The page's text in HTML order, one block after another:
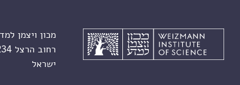
מכון ויצמן
רחוב הרצל 234, רחובות 7610001
ישראל